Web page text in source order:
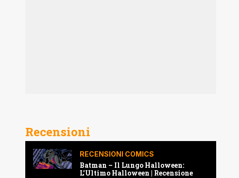
Recensioni
RECENSIONI COMICS
Batman – Il Lungo Halloween:
L’Ultimo Halloween | Recensione